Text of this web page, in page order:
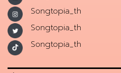
Songtopia_th
Songtopia_th
Songtopia_th